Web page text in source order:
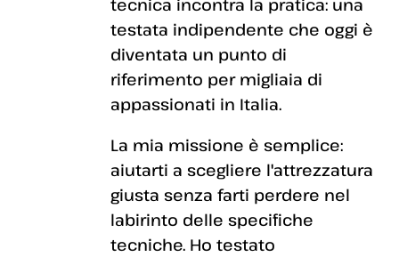
testata indipendente che oggi è
diventata un punto di
riferimento per migliaia di
appassionati in Italia.
La mia missione è semplice:
aiutarti a scegliere l'attrezzatura
giusta senza farti perdere nel
labirinto delle specifiche
tecniche. Ho testato